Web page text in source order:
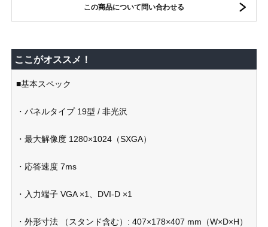
この商品について問い合わせる
ここがオススメ！
■基本スペック
・パネルタイプ 19型 / 非光沢
・最大解像度 1280×1024（SXGA）
・応答速度 7ms
・入力端子 VGA ×1、DVI-D ×1
・外形寸法 （スタンド含む）: 407×178×407 mm（W×D×H）